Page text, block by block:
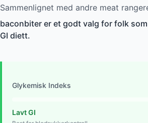
Sammenlignet med andre meat
baconbiter er et godt valg for folk
GI diett.
Glykemisk Indeks
Lavt GI